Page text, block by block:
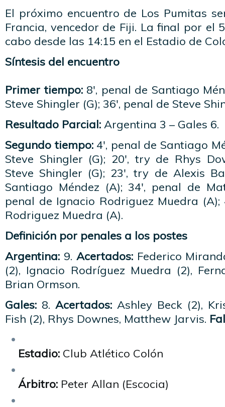
El próximo encuentro de Los Pumitas
Francia, vencedor de Fiji. La final por el
cabo desde las 14:15 en el Estadio de
Síntesis del encuentro
Primer tiempo: 8′, penal de Santiago
Steve Shingler (G); 36′, penal de Steve
Resultado Parcial: Argentina 3 – Gales 6.
Segundo tiempo: 4′, penal de Santiago
Steve Shingler (G); 20′, try de Rhys
Steve Shingler (G); 23′, try de Alexis
Santiago Méndez (A); 34′, penal de
penal de Ignacio Rodriguez Muedra (A);
Rodriguez Muedra (A).
Definición por penales a los postes
Argentina: 9. Acertados: Federico
(2), Ignacio Rodríguez Muedra (2),
Brian Ormson.
Gales: 8.Acertados:Ashley Beck (2),
Fish (2), Rhys Downes, Matthew Jarvis.
Estadio: Club Atlético Colón
Árbitro: Peter Allan (Escocia)